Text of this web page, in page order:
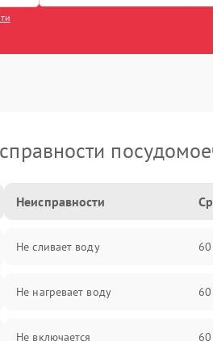
Неисправности
Не сливает воду
Не нагревает воду
Не включается